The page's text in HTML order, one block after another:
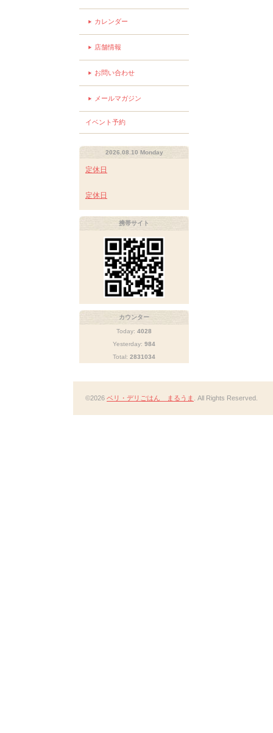
カレンダー
店舗情報
お問い合わせ
メールマガジン
イベント予約
2026.08.10 Monday
定休日
定休日
携帯サイト
カウンター
Today: 4028
Yesterday: 984
Total: 2831034
©2026 ベリ・デリごはん まるうま . All Rights Reserved.